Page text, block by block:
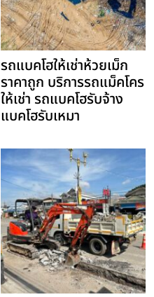
รถแบคโฮให้เช่าห้วยเม็ก
ราคาถูก บริการรถแม็คโคร
ให้เช่า รถแบคโฮรับจ้าง
แบคโฮรับเหมา